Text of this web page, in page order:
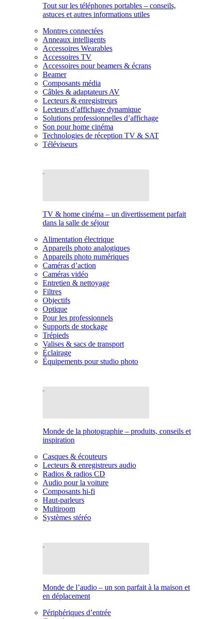
Tout sur les téléphones portables – conseils,
astuces et autres informations utiles
Montres connectées
Anneaux intelligents
Accessoires Wearables
Accessoires TV
Accessoires pour beamers & écrans
Beamer
Composants média
Câbles & adaptateurs AV
Lecteurs & enregistreurs
Lecteurs d’affichage dynamique
Solutions professionnelles d’affichage
Son pour home cinéma
Technologies de réception TV & SAT
Téléviseurs
TV & home cinéma – un divertissement parfait
dans la salle de séjour
Alimentation électrique
Appareils photo analogiques
Appareils photo numériques
Caméras d’action
Caméras vidéo
Entretien & nettoyage
Filtres
Objectifs
Optique
Pour les professionnels
Supports de stockage
Trépieds
Valises & sacs de transport
Éclairage
Équipements pour studio photo
Monde de la photographie – produits, conseils et
inspiration
Casques & écouteurs
Lecteurs & enregistreurs audio
Radios & radios CD
Audio pour la voiture
Composants hi-fi
Haut-parleurs
Multiroom
Systèmes stéréo
Monde de l’audio – un son parfait à la maison et
en déplacement
Périphériques d’entrée